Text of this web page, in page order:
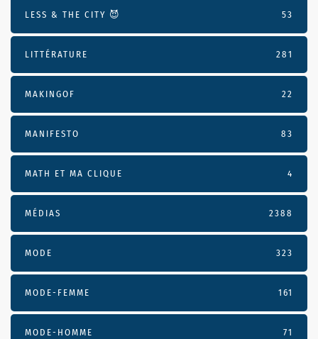
LESS & THE CITY 😈 53
LITTÉRATURE 281
MAKINGOF 22
MANIFESTO 83
MATH ET MA CLIQUE 4
MÉDIAS 2388
MODE 323
MODE-FEMME 161
MODE-HOMME 71